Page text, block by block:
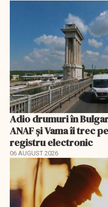
Adio drumuri în
ANAF și Vama îi trec
registru electronic
06 AUGUST 2026